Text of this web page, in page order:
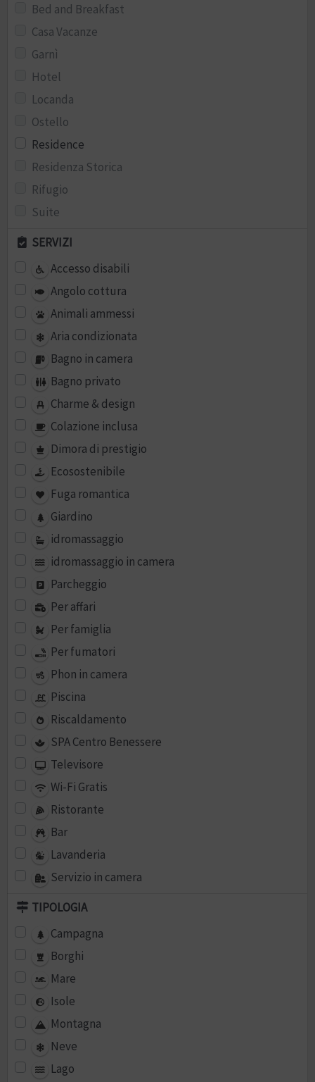
Bed and Breakfast
Casa Vacanze
Garnì
Hotel
Locanda
Ostello
Residence
Residenza Storica
Rifugio
Suite
SERVIZI
Accesso disabili
Angolo cottura
Animali ammessi
Aria condizionata
Bagno in camera
Bagno privato
Charme & design
Colazione inclusa
Dimora di prestigio
Ecosostenibile
Fuga romantica
Giardino
idromassaggio
idromassaggio in camera
Parcheggio
Per affari
Per famiglia
Per fumatori
Phon in camera
Piscina
Riscaldamento
SPA Centro Benessere
Televisore
Wi-Fi Gratis
Ristorante
Bar
Lavanderia
Servizio in camera
TIPOLOGIA
Campagna
Borghi
Mare
Isole
Montagna
Neve
Lago